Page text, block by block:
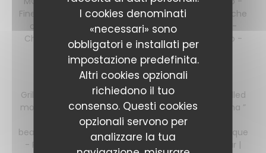
I cookies denominati
«necessari» sono
obbligatori e installati per
impostazione predefinita.
Altri cookies opzionali
richiedono il tuo
consenso. Questi cookies
opzionali servono per
analizzare la tua
Finely cut beef tartare | kimchi | Pampadum - Ceviche
coquille | blood orange - Pimientos | sour cream -
Charcuterie mix | Lavash - Bisque Dip | grey shrimp -
Mussels | Carrot | vin jaune
Big Plates
Grilled bimi with labneh and hazelnut dressing - Grilled
monkfish | green herbs and pumpkin - Italian Carima ”
Ribeye ” served with maldon salt - Cauliflower |
bearnaise | remoulade - Tagliatelle vongole and bisque
- Paccheri with green herbs and wakame - Brasvar |